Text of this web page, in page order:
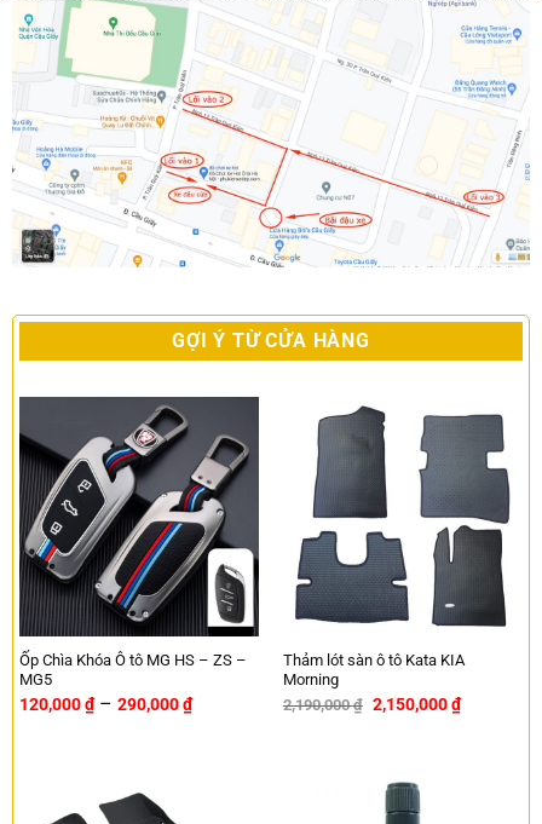
GỢI Ý TỪ CỬA HÀNG
Ốp Chìa Khóa Ô tô MG HS – ZS –
MG5
120,000₫ – 290,000₫
Thảm lót sàn ô tô Kata KIA
Morning
2,190,000₫ 2,150,000₫